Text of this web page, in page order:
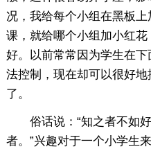
况，我给每个小组在黑板
课，就给哪个小组加小红
好。以前常常因为学生在
法控制，现在却可以很好
了。
俗话说：“知之者不如好
者。”兴趣对于一个小学生